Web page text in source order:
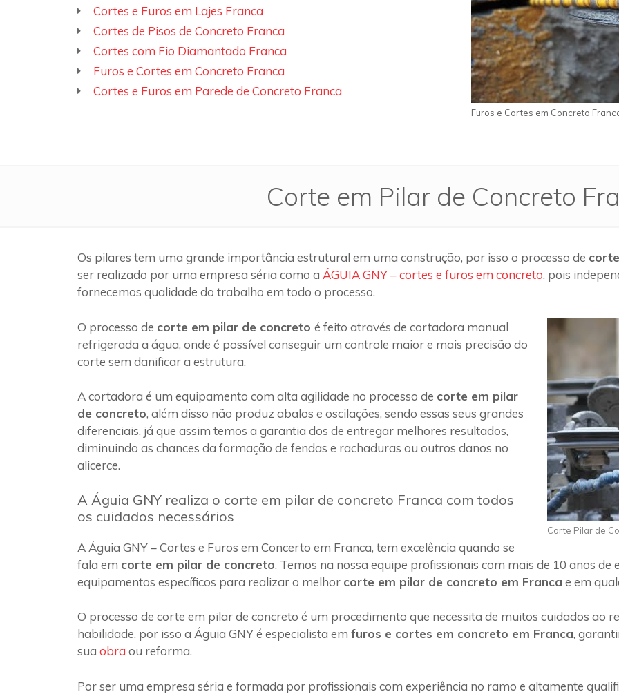
Cortes e Furos em Lajes Franca
Cortes de Pisos de Concreto Franca
Cortes com Fio Diamantado Franca
Furos e Cortes em Concreto Franca
Cortes e Furos em Parede de Concreto Franca
Furos e Cortes em Concreto
Corte em Pilar de Concreto
Os pilares tem uma grande importância estrutural em uma construção, por isso o processo de
ser realizado por uma empresa séria como a ÁGUIA GNY – cortes e furos em concreto, pois
fornecemos qualidade do trabalho em todo o processo.
Corte Pilar de
O processo de corte em pilar de concreto é feito através de cortadora manual
refrigerada a água, onde é possível conseguir um controle maior e mais precisão do
corte sem danificar a estrutura.
A cortadora é um equipamento com alta agilidade no processo de corte em pilar
de concreto, além disso não produz abalos e oscilações, sendo essas seus grandes
diferenciais, já que assim temos a garantia dos de entregar melhores resultados,
diminuindo as chances da formação de fendas e rachaduras ou outros danos no
alicerce.
A Águia GNY realiza o corte em pilar de concreto Franca com todos
os cuidados necessários
A Águia GNY – Cortes e Furos em Concerto em Franca, tem excelência quando se
fala em corte em pilar de concreto. Temos na nossa equipe profissionais com mais de 10 anos
equipamentos específicos para realizar o melhor corte em pilar de concreto em Franca e em
O processo de corte em pilar de concreto é um procedimento que necessita de muitos cuidados ao
habilidade, por isso a Águia GNY é especialista em furos e cortes em concreto em Franca,
sua obra ou reforma.
Por ser uma empresa séria e formada por profissionais com experiência no ramo e altamente